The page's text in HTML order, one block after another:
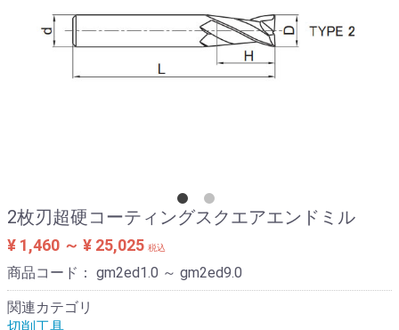
2枚刃超硬コーティングスクエアエンドミル
¥ 1,460 ～ ¥ 25,025 税込
商品コード： gm2ed1.0 ～ gm2ed9.0
関連カテゴリ